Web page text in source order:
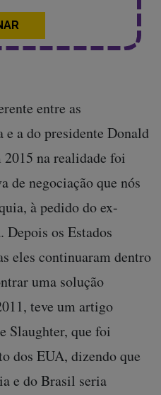
entre as
e a do presidente Donald
na realidade foi
de negociação que nós
à pedido do ex-
Depois os Estados
eles continuaram dentro
uma solução
teve um artigo
Slaughter, que foi
dos EUA, dizendo que
e do Brasil seria